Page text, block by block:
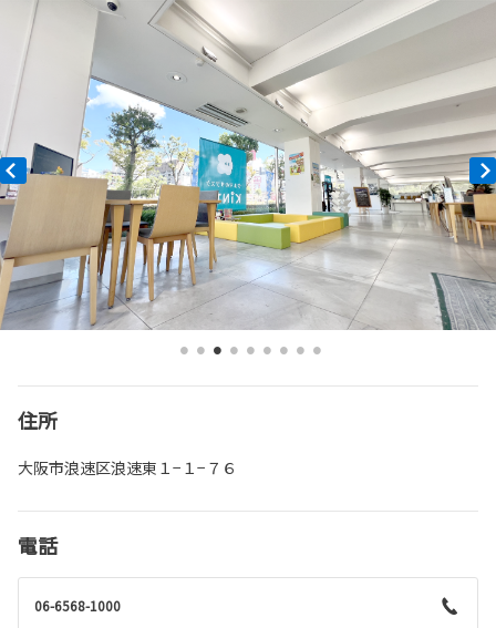
住所
大阪市浪速区浪速東１−１−７６
電話
06-6568-1000